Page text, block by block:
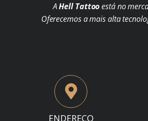
AHell Tattooestá no
Oferecemos a mais alta
ENDEREÇO